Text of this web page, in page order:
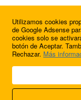
© 2009 - 2026 Soluciones
Utilizamos cookies
de Google Adsense
cookies solo se
botón de Aceptar.
Rechazar. Más